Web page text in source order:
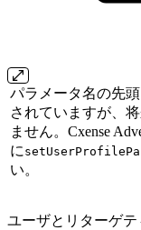
パラメータ名の先頭
されていますが、
ません。Cxense
に
い。
ユーザとリターゲ